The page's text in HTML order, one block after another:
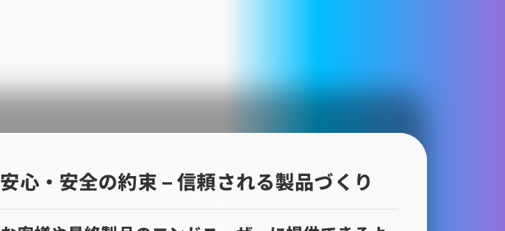
安心・安全の約束 – 信頼される製品づくり